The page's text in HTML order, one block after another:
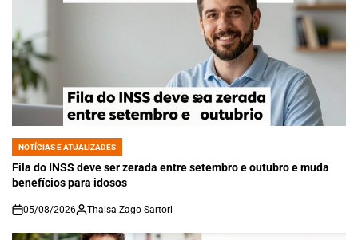
POSTED
IN
NOTÍCIAS E ATUALIZADES
Fila do INSS deve ser zerada entre setembro e outubro e muda
benefícios para idosos
on
05/08/2026 Thaisa Zago Sartori